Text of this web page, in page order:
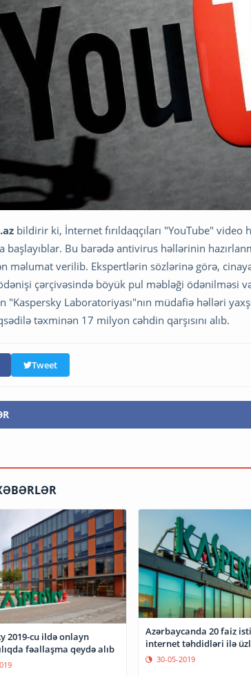
bildirir ki, İnternet fırıldaqçıları "YouTube"
başlayıblar. Bu barədə antivirus həllərinin
məlumat verilib. Ekspertlərin sözlərinə görə,
çərçivəsində böyük pul məbləği ödənilməsi
"Kaspersky Laboratoriyası"nın müdafiə həlləri
təxminən 17 milyon cəhdin qarşısını alıb.
Tweet
2019-cu ildə onlayn
fəallaşma qeydə alıb
Azərbaycanda 20 faiz
internet təhdidləri ilə
30-05-2019